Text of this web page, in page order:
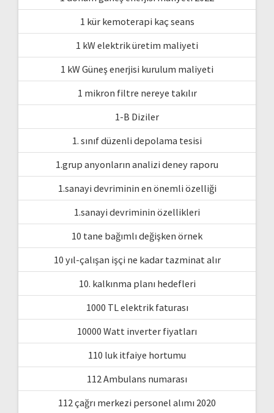
1 kür kemoterapi kaç seans
1 kW elektrik üretim maliyeti
1 kW Güneş enerjisi kurulum maliyeti
1 mikron filtre nereye takılır
1-B Diziler
1. sınıf düzenli depolama tesisi
1.grup anyonların analizi deney raporu
1.sanayi devriminin en önemli özelliği
1.sanayi devriminin özellikleri
10 tane bağımlı değişken örnek
10 yıl-çalışan işçi ne kadar tazminat alır
10. kalkınma planı hedefleri
1000 TL elektrik faturası
10000 Watt inverter fiyatları
110 luk itfaiye hortumu
112 Ambulans numarası
112 çağrı merkezi personel alımı 2020